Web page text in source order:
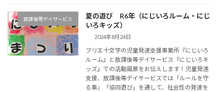
放課後等デイサービス
夏の遊び R6年（にじいろルーム・にじ
いろキッズ）
2024年8月24日
ブリエ十文字の児童発達支援事業所『にじいろ
ルーム』と放課後等デイサービス『にじいろキ
ッズ』での活動風景をお伝えします！児童発達
支援、放課後等デイサービスでは「ルールを守
る事」「協同遊び」を通して、社会性の発達を